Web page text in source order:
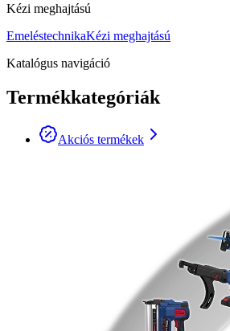
Kézi meghajtású
EmeléstechnikaKézi meghajtású
Katalógus navigáció
Termékkategóriák
Akciós termékek